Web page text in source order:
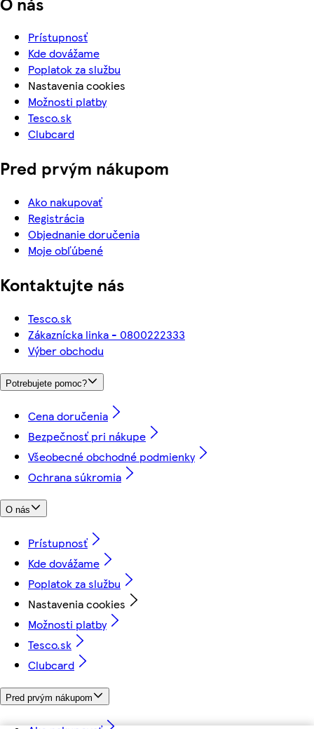
Prístupnosť
Kde dovážame
Poplatok za službu
Nastavenia cookies
Možnosti platby
Tesco.sk
Clubcard
Pred prvým nákupom
Ako nakupovať
Registrácia
Objednanie doručenia
Moje obľúbené
Kontaktujte nás
Tesco.sk
Zákaznícka linka - 0800222333
Výber obchodu
Potrebujete pomoc?
Cena doručenia
Bezpečnosť pri nákupe
Všeobecné obchodné podmienky
Ochrana súkromia
O nás
Prístupnosť
Kde dovážame
Poplatok za službu
Nastavenia cookies
Možnosti platby
Tesco.sk
Clubcard
Pred prvým nákupom